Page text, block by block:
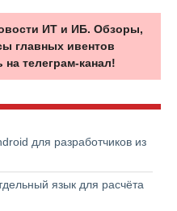
ИТ и ИБ. Обзоры,
главных ивентов
телеграм-канал!
для разработчиков из
язык для расчёта